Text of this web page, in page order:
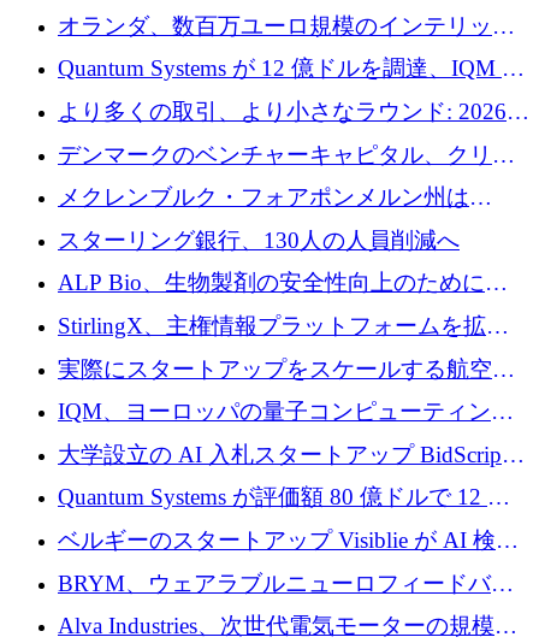
ウェア層
オランダ、数百万ユーロ規模のインテリック
との提携で軍用ドローンにソフトウェアファ
ースト戦略を採用
Quantum Systems が 12 億ドルを調達、IQM が
米国の主要取引所で初の欧州量子企業とな
る、6 月に欧州のスタートアップ資金調達
より多くの取引、より小さなラウンド: 2026
年 6 月に欧州のスタートアップ資金調達
デンマークのベンチャーキャピタル、クリメ
ンタム・キャピタルが気候変動対策ハードウ
ェア投資として初回クローズで6,000万ユーロ
を確保
メクレンブルク・フォアポンメルン州は
Nextcloud を州全体に展開し、オープンソース
戦略を拡大
スターリング銀行、130人の人員削減へ
ALP Bio、生物製剤の安全性向上のために
Venture Kick から 16 万 1,000 ユーロを調達
StirlingX、主権情報プラットフォームを拡張
するためにシリーズ A で 2,000 万ドルを確保
実際にスタートアップをスケールする航空イ
ノベーション モデルを学ぶ
IQM、ヨーロッパの量子コンピューティング
企業として初めて米国の主要取引所に上場
大学設立の AI 入札スタートアップ BidScript
がプレシード資金総額 100 万ドルを突破
Quantum Systems が評価額 80 億ドルで 12 億
ドルを調達
ベルギーのスタートアップ Visiblie が AI 検索
の可視化のために 50 万ユーロを調達
BRYM、ウェアラブルニューロフィードバッ
クプラットフォームの開発に65万ユーロを確
Alva Industries、次世代電気モーターの規模拡